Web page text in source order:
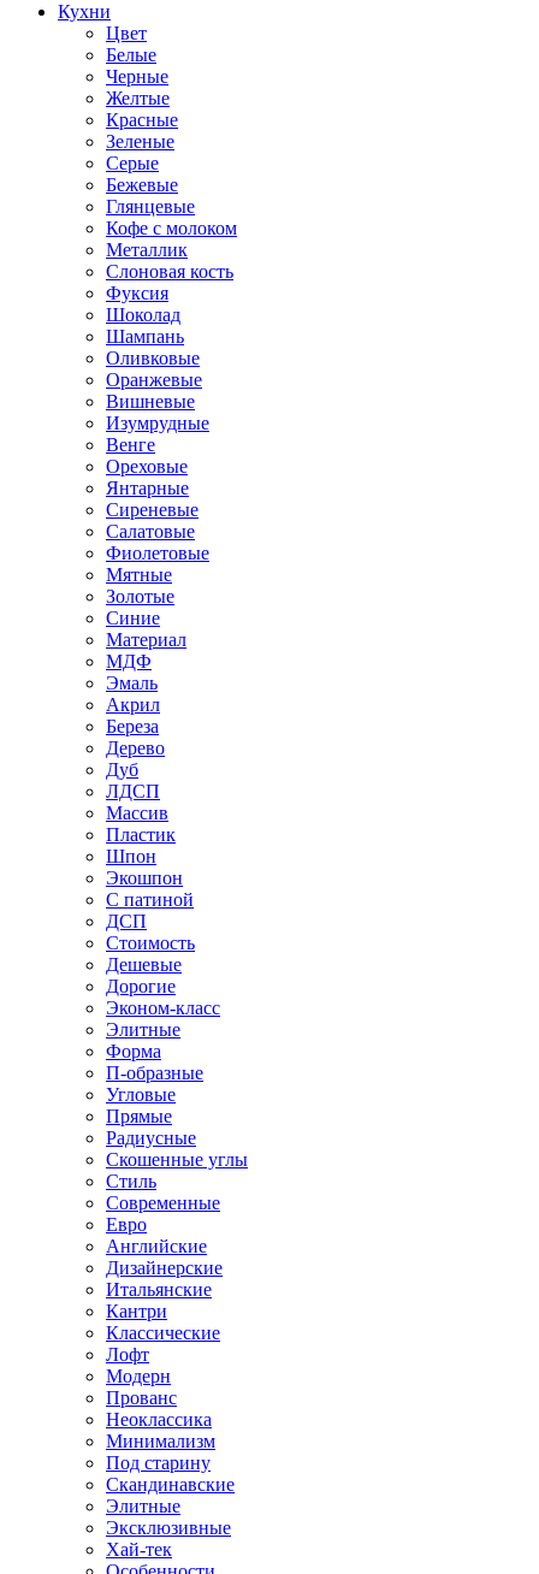
Кухни
Цвет
Белые
Черные
Желтые
Красные
Зеленые
Серые
Бежевые
Глянцевые
Кофе с молоком
Металлик
Слоновая кость
Фуксия
Шоколад
Шампань
Оливковые
Оранжевые
Вишневые
Изумрудные
Венге
Ореховые
Янтарные
Сиреневые
Салатовые
Фиолетовые
Мятные
Золотые
Синие
Материал
МДФ
Эмаль
Акрил
Береза
Дерево
Дуб
ЛДСП
Массив
Пластик
Шпон
Экошпон
С патиной
ДСП
Стоимость
Дешевые
Дорогие
Эконом-класс
Элитные
Форма
П-образные
Угловые
Прямые
Радиусные
Скошенные углы
Стиль
Современные
Евро
Английские
Дизайнерские
Итальянские
Кантри
Классические
Лофт
Модерн
Прованс
Неоклассика
Минимализм
Под старину
Скандинавские
Элитные
Эксклюзивные
Хай-тек